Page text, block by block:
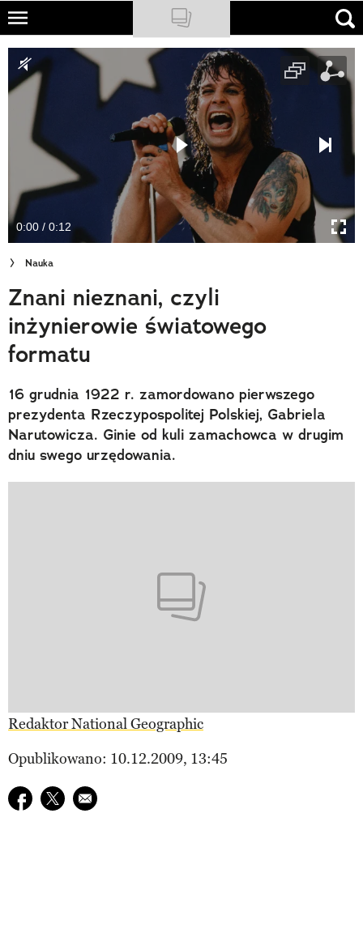
Skip
main
content
NATIONAL GEOGRAPHIC
TRAVELER
PODCASTY
Newsletter
Cuda Polski
Wielki Konkurs Fotograficzny
Trendbook Podróżniczy
Polecane
0:00 / 0:12
Nauka
Znani nieznani, czyli
inżynierowie światowego
formatu
16 grudnia 1922 r. zamordowano pierwszego
prezydenta Rzeczypospolitej Polskiej, Gabriela
Narutowicza. Ginie od kuli zamachowca w drugim
dniu swego urzędowania.
Redaktor National Geographic
Opublikowano: 10.12.2009, 13:45
Udostępnij na facebook
Udostępnij na twitter
E-mail do przyjaciela